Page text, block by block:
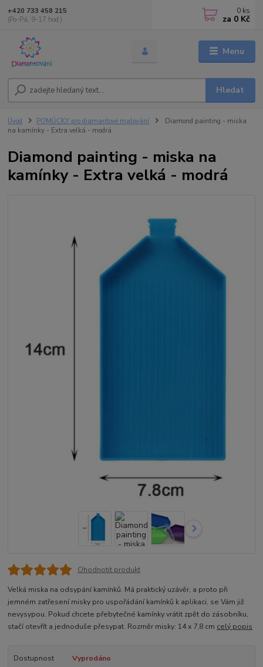
Menu
Hledat
+420 733 458 215
(Po-Pá, 9-17 hod.)
0 ks
za 0 Kč
Úvod POMŮCKY pro diamantové malování
Diamond painting - miska
na kamínky - Extra velká - modrá
Diamond painting - miska na
kamínky - Extra velká - modrá
Ohodnotit produkt
Velká miska na odsypání kamínků. Má praktický uzávěr, a proto při
jemném zatřesení misky pro uspořádání kamínků k aplikaci, se Vám již
nevysypou. Pokud chcete přebytečné kamínky vrátit zpět do zásobníku,
stačí otevřít a jednoduše přesypat. Rozměr misky: 14 x 7,8 cm celý popis
Dostupnost Vyprodáno